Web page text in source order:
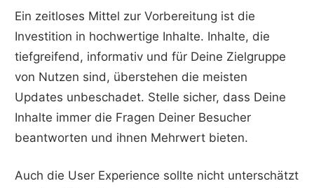
Ein zeitloses Mittel zur Vorbereitung ist die
Investition in hochwertige Inhalte. Inhalte, die
tiefgreifend, informativ und für Deine Zielgruppe
von Nutzen sind, überstehen die meisten
Updates unbeschadet. Stelle sicher, dass Deine
Inhalte immer die Fragen Deiner Besucher
beantworten und ihnen Mehrwert bieten.
Auch die User Experience sollte nicht unterschätzt